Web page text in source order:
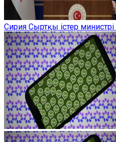
Сирия Сыртқы істер